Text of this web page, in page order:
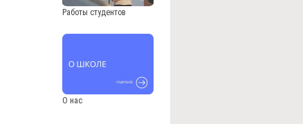
Работы студентов
О нас